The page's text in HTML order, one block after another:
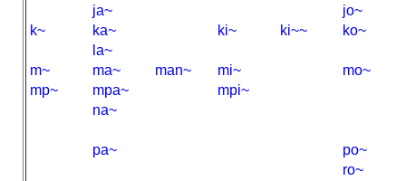
ja~
jo~
k~
ka~ ki~ ki~~
ko~
la~
m~
ma~ man~ mi~
mo~
mp~
mpa~
mpi~
na~
pa~
po~
ro~